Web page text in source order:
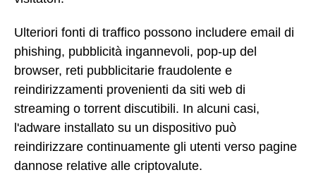
Ulteriori fonti di traffico possono includere email di
phishing, pubblicità ingannevoli, pop-up del
browser, reti pubblicitarie fraudolente e
reindirizzamenti provenienti da siti web di
streaming o torrent discutibili. In alcuni casi,
l'adware installato su un dispositivo può
reindirizzare continuamente gli utenti verso pagine
dannose relative alle criptovalute.